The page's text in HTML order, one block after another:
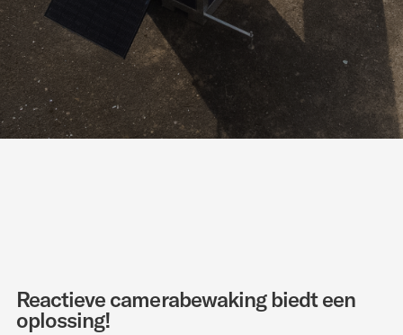
Reactieve camerabewaking biedt een
oplossing!